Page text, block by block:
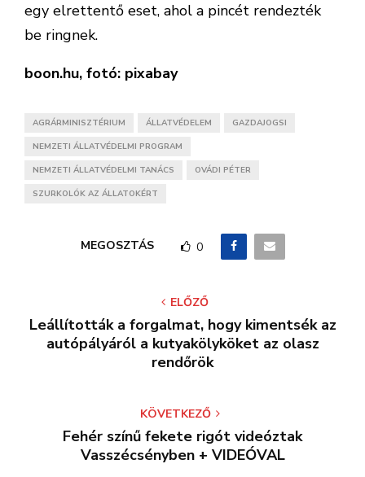
egy elrettentő eset, ahol a pincét rendezték
be ringnek.
boon.hu, fotó: pixabay
AGRÁRMINISZTÉRIUM ÁLLATVÉDELEM GAZDAJOGSI
NEMZETI ÁLLATVÉDELMI PROGRAM
NEMZETI ÁLLATVÉDELMI TANÁCS OVÁDI PÉTER
SZURKOLÓK AZ ÁLLATOKÉRT
MEGOSZTÁS 0
ELŐZŐ
Leállították a forgalmat, hogy kimentsék az
autópályáról a kutyakölyköket az olasz
rendőrök
KÖVETKEZŐ
Fehér színű fekete rigót videóztak
Vasszécsényben + VIDEÓVAL